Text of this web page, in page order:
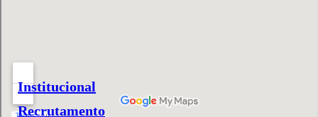
Institucional
Recrutamento